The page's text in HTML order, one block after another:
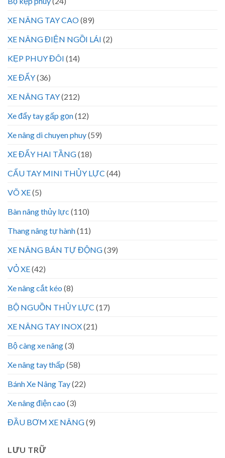
XE NÂNG TAY CAO(89)
XE NÂNG ĐIỆN NGỒI LÁI (2)
KẸP PHUY ĐÔI (14)
XE ĐẨY(36)
XE NÂNG TAY(212)
Xe đẩy tay gấp gọn(12)
Xe nâng di chuyen phuy(59)
XE ĐẨY HAI TẦNG(18)
CẨU TAY MINI THỦY LỰC (44)
VÕ XE(5)
Bàn nâng thủy lực (110)
Thang nâng tự hành(11)
XE NÂNG BÁN TỰ ĐỘNG(39)
VỎ XE(42)
Xe nâng cắt kéo (8)
BỘ NGUỒN THỦY LỰC (17)
XE NÂNG TAY INOX(21)
Bộ càng xe nâng(3)
Xe nâng tay thấp (58)
Bánh Xe Nâng Tay(22)
Xe nâng điện cao (3)
ĐẦU BƠM XE NÂNG(9)
LƯU TRỮ